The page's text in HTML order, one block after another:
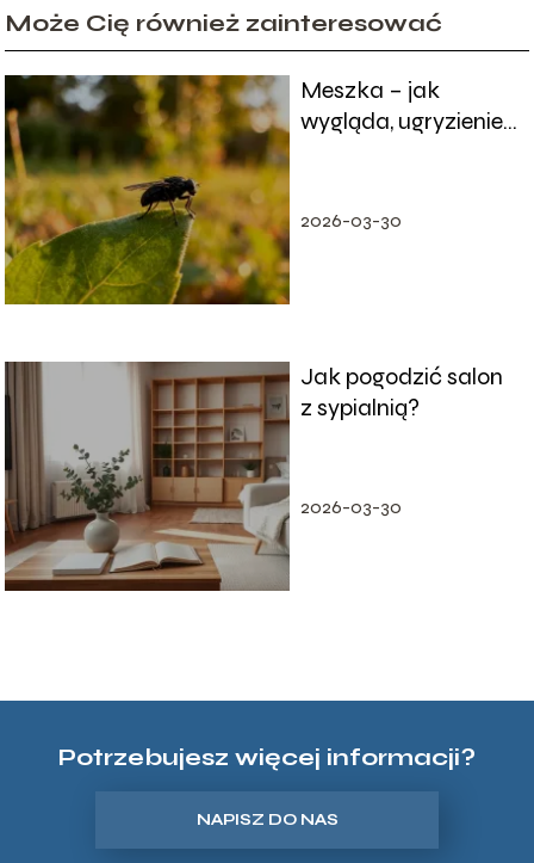
Może Cię również zainteresować
Meszka – jak
wygląda, ugryzienie i
2026-03-30
Jak pogodzić salon
z sypialnią?
2026-03-30
Potrzebujesz więcej informacji?
NAPISZ DO NAS